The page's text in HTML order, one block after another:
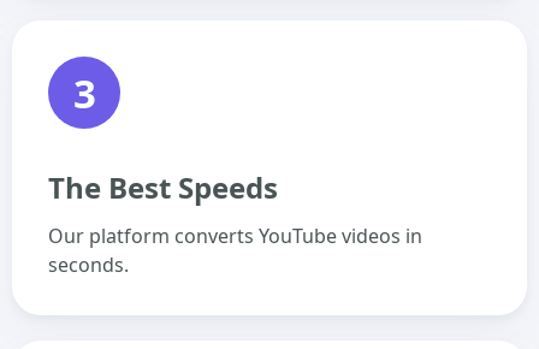
3
The Best Speeds
Our platform converts YouTube videos in
seconds.